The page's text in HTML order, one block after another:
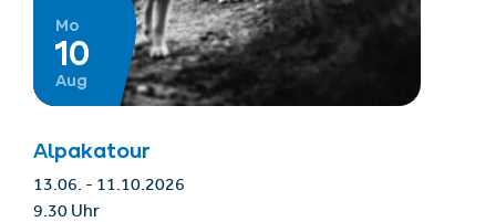
Mo
10
Aug
Alpakatour
13.06. - 11.10.2026
9.30 Uhr